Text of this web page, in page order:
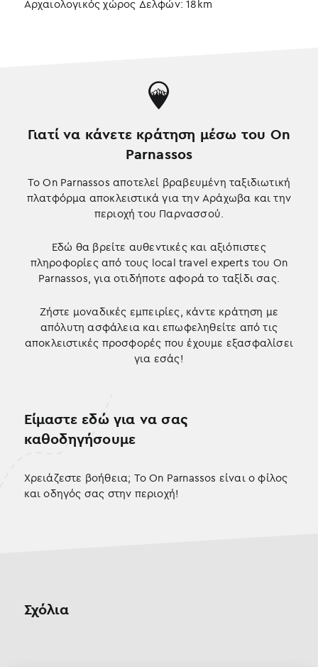
Αρχαιολογικός χώρος Δελφών: 18km
Γιατί να κάνετε κράτηση μέσω του On
Parnassos
Το On Parnassos αποτελεί βραβευμένη ταξιδιωτική
πλατφόρμα αποκλειστικά για την Αράχωβα και την
περιοχή του Παρνασσού.
Εδώ θα βρείτε αυθεντικές και αξιόπιστες
πληροφορίες από τους local travel experts του On
Parnassos, για οτιδήποτε αφορά το ταξίδι σας.
Ζήστε μοναδικές εμπειρίες, κάντε κράτηση με
απόλυτη ασφάλεια και επωφεληθείτε από τις
αποκλειστικές προσφορές που έχουμε εξασφαλίσει
για εσάς!
Είμαστε εδώ για να σας
καθοδηγήσουμε
Χρειάζεστε βοήθεια; Το On Parnassos είναι ο φίλος
και οδηγός σας στην περιοχή!
Σχόλια